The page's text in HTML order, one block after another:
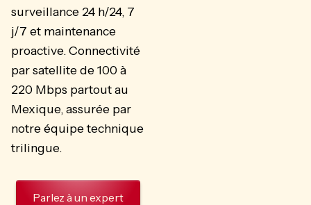
surveillance 24 h/24, 7
j/7 et maintenance
proactive. Connectivité
par satellite de 100 à
220 Mbps partout au
Mexique, assurée par
notre équipe technique
trilingue.
Parlez à un expert